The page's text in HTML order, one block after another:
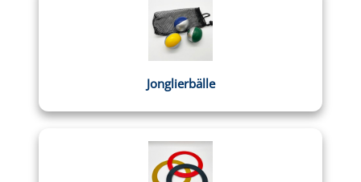
Jonglierbälle